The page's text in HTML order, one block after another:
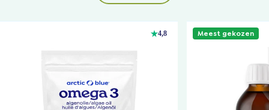
4,8 Meest gekozen